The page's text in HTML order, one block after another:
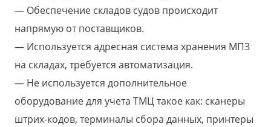
Обеспечение складов судов происходит
напрямую от поставщиков.
Используется адресная система хранения МПЗ
на складах, требуется автоматизация.
Не используется дополнительное
оборудование для учета ТМЦ такое как: сканеры
штрих-кодов, терминалы сбора данных, принтеры